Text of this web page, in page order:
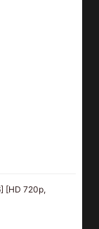
[HD 720p,